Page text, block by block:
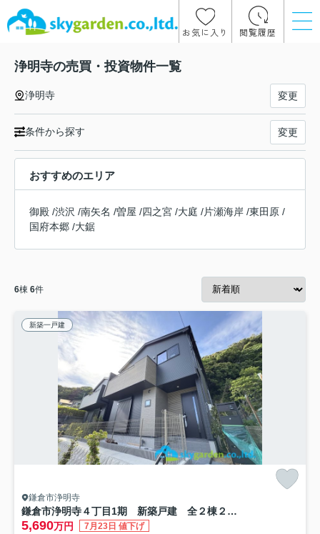
お気に入り 閲覧履歴
浄明寺の売買・投資物件一覧
浄明寺 変更
条件から探す 変更
おすすめのエリア
御殿 /渋沢 /南矢名 /曽屋 /四之宮 /大庭 /片瀬海岸 /東田原 /
国府本郷 /大鋸
6棟 6件
新築一戸建
鎌倉市浄明寺
鎌倉市浄明寺４丁目1期 新築戸建 全２棟２号棟
5,690万円 7月23日 値下げ